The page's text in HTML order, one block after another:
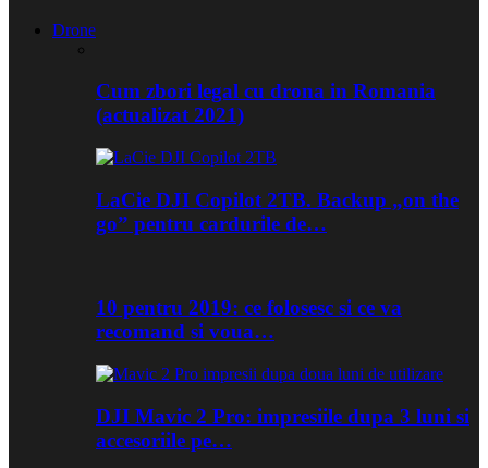
Drone
Cum zbori legal cu drona in Romania
(actualizat 2021)
LaCie DJI Copilot 2TB. Backup „on the
go” pentru cardurile de…
10 pentru 2019: ce folosesc si ce va
recomand si voua…
DJI Mavic 2 Pro: impresiile dupa 3 luni si
accesoriile pe…